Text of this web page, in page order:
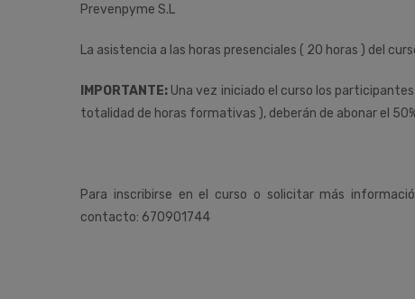
Prevenpyme S.L
La asistencia a las horas presenciales ( 20 horas ) del
IMPORTANTE: Una vez iniciado el curso los
totalidad de horas formativas ), deberán de abonar el
Para inscribirse en el curso o solicitar más
contacto: 670901744